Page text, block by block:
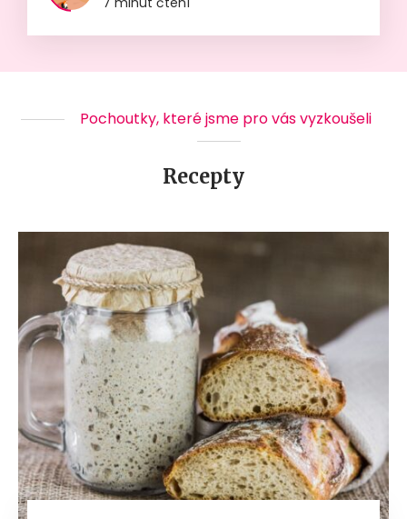
Pochoutky, které jsme pro vás vyzkoušeli
Recepty